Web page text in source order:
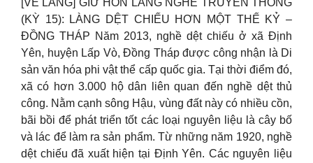
(KỲ 15): LÀNG DỆT CHIẾU HƠN MỘT THẾ KỶ –
ĐỒNG THÁP Năm 2013, nghề dệt chiếu ở xã Định
Yên, huyện Lấp Vò, Đồng Tháp được công nhận là Di
sản văn hóa phi vật thể cấp quốc gia. Tại thời điểm đó,
xã có hơn 3.000 hộ dân liên quan đến nghề dệt thủ
công. Nằm cạnh sông Hậu, vùng đất này có nhiều cồn,
bãi bồi để phát triển tốt các loại nguyên liệu là cây bố
và lác để làm ra sản phẩm. Từ những năm 1920, nghề
dệt chiếu đã xuất hiện tại Định Yên. Các nguyên liệu